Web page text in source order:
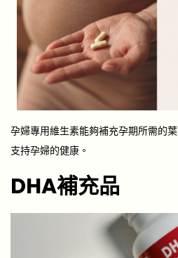
孕婦專用維生素能夠補充孕期所需的
支持孕婦的健康。
DHA補充品